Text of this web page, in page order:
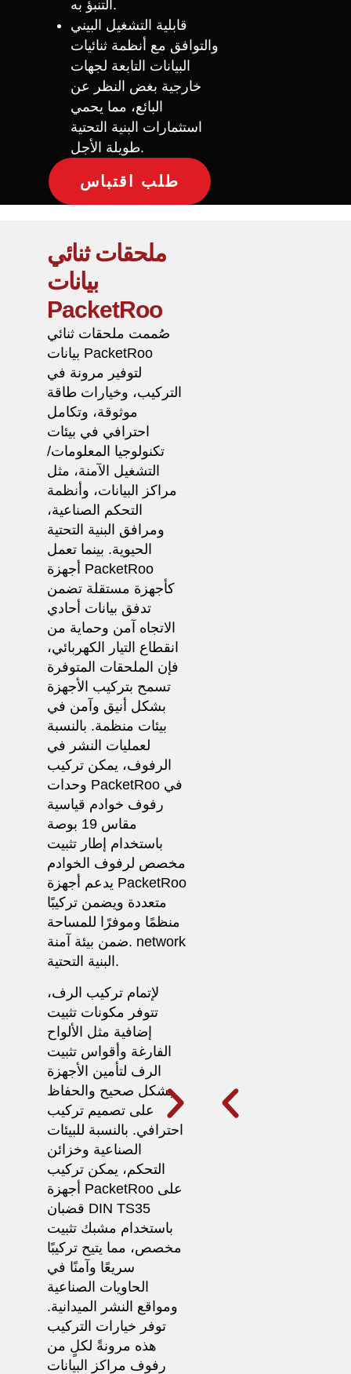
التنبؤ به.
قابلية التشغيل البيني
والتوافق مع أنظمة ثنائيات
البيانات التابعة لجهات
خارجية بغض النظر عن
البائع، مما يحمي
استثمارات البنية التحتية
طويلة الأجل.
طلب اقتباس
ملحقات ثنائي
بيانات
PacketRoo
صُممت ملحقات ثنائي
بيانات PacketRoo
لتوفير مرونة في
التركيب، وخيارات طاقة
موثوقة، وتكامل
احترافي في بيئات
تكنولوجيا المعلومات/
التشغيل الآمنة، مثل
مراكز البيانات، وأنظمة
التحكم الصناعية،
ومرافق البنية التحتية
الحيوية. بينما تعمل
أجهزة PacketRoo
كأجهزة مستقلة تضمن
تدفق بيانات أحادي
الاتجاه آمن وحماية من
انقطاع التيار الكهربائي،
فإن الملحقات المتوفرة
تسمح بتركيب الأجهزة
بشكل أنيق وآمن في
بيئات منظمة. بالنسبة
لعمليات النشر في
الرفوف، يمكن تركيب
وحدات PacketRoo في
رفوف خوادم قياسية
مقاس 19 بوصة
باستخدام إطار تثبيت
مخصص لرفوف الخوادم
يدعم أجهزة PacketRoo
متعددة ويضمن تركيبًا
منظمًا وموفرًا للمساحة
ضمن بيئة آمنة. network
البنية التحتية.
لإتمام تركيب الرف،
تتوفر مكونات تثبيت
إضافية مثل الألواح
الفارغة وأقواس تثبيت
الرف لتأمين الأجهزة
بشكل صحيح والحفاظ
على تصميم تركيب
احترافي. بالنسبة للبيئات
الصناعية وخزائن
التحكم، يمكن تركيب
أجهزة PacketRoo على
قضبان DIN TS35
باستخدام مشبك تثبيت
مخصص، مما يتيح تركيبًا
سريعًا وآمنًا في
الحاويات الصناعية
ومواقع النشر الميدانية.
توفر خيارات التركيب
هذه مرونةً لكلٍ من
رفوف مراكز البيانات